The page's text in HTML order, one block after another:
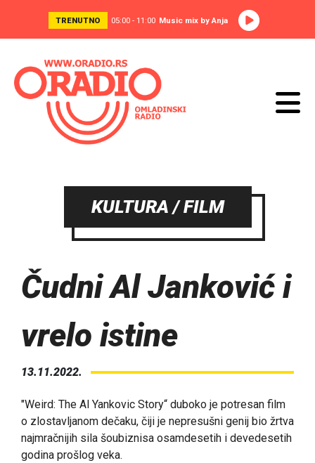
TRENUTNO 05:00 - 11:00 Music mix by Anja
KULTURA / FILM
Čudni Al Janković i
vrelo istine
13.11.2022.
"Weird: The Al Yankovic Story“ duboko je potresan film
o zlostavljanom dečaku, čiji je nepresušni genij bio žrtva
najmračnijih sila šoubiznisa osamdesetih i devedesetih
godina prošlog veka.